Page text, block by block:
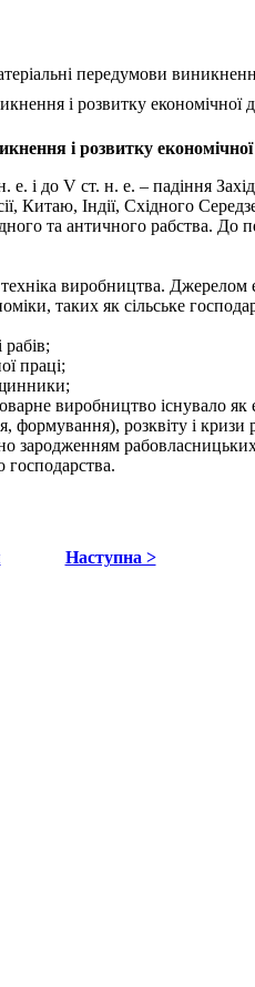
передумови
і розвитку економічної
і розвитку
і до V ст. н. е. – падіння
Китаю, Індії, Східного
та античного рабства.
виробництва. Джерелом
таких як сільське
праці;
виробництво існувало як
розквіту і
зародженням
господарства.
Наступна >